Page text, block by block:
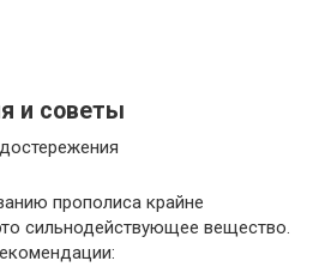
и советы
прополиса крайне
сильнодействующее вещество.